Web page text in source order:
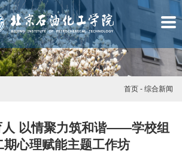
首页 - 综合新闻
人 以情聚力筑和谐——学校组
期心理赋能主题工作坊